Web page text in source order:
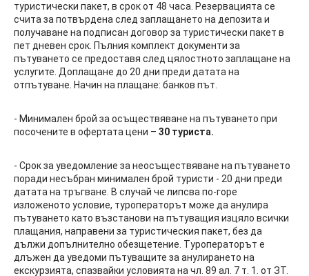
туристически пакет, в срок от 48 часа. Резервацията се
счита за потвърдена след заплащането на депозита и
получаване на подписан договор за туристически пакет в
пет дневен срок. Пълния комплект документи за
пътуването се предоставя след цялостното заплащане на
услугите. Доплащане до 20 дни преди датата на
отпътуване. Начин на плащане: банков път.
- Минимален брой за осъществяване на пътуването при
посочените в офертата цени – 30 туриста.
- Срок за уведомление за неосъществяване на пътуването
поради несъбран минимален брой туристи - 20 дни преди
датата на тръгване. В случай че липсва по-горе
изложеното условие, туроператорът може да анулира
пътуването като възстанови на пътуващия изцяло всички
плащания, направени за туристическия пакет, без да
дължи допълнително обезщетение. Туроператорът е
длъжен да уведоми пътуващите за анулирането на
екскурзията, спазвайки условията на чл. 89 ал. 7 т. 1. от ЗТ.